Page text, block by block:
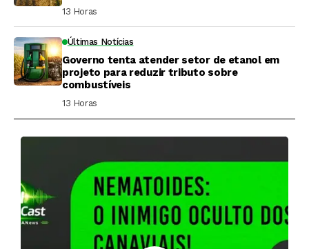
13 Horas ⁮
Últimas Notícias
Governo tenta atender setor de etanol em
projeto para reduzir tributo sobre
combustíveis
13 Horas ⁮